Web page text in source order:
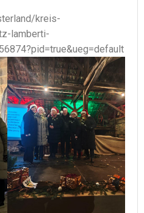
kreis-
lamberti-